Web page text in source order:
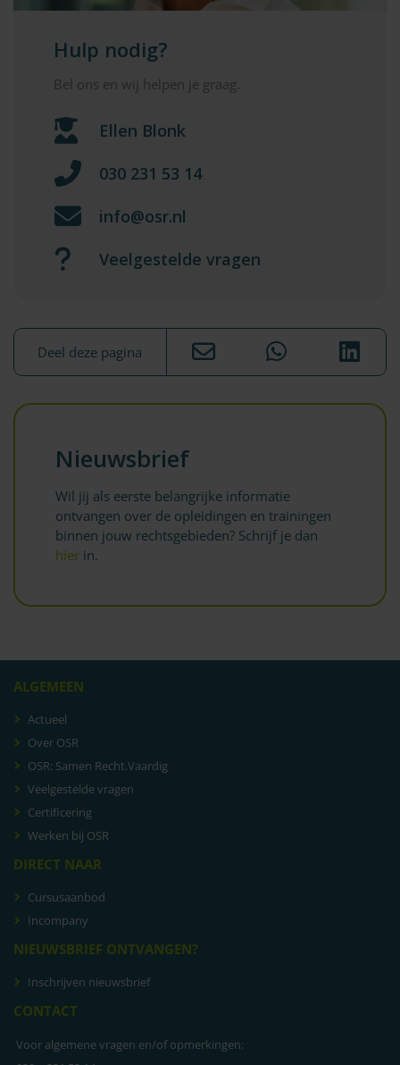
Hulp nodig?
Bel ons en wij helpen je graag.
Ellen Blonk
030 231 53 14
info@osr.nl
Veelgestelde vragen
Deel deze pagina
Nieuwsbrief
Wil jij als eerste belangrijke informatie
ontvangen over de opleidingen en trainingen
binnen jouw rechtsgebieden? Schrijf je dan
hier in.
ALGEMEEN
Actueel
Over OSR
OSR: Samen Recht.Vaardig
Veelgestelde vragen
Certificering
Werken bij OSR
DIRECT NAAR
Cursusaanbod
Incompany
NIEUWSBRIEF ONTVANGEN?
Inschrijven nieuwsbrief
CONTACT
Voor algemene vragen en/of opmerkingen: